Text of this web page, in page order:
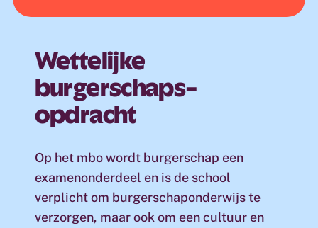
Wettelijke
burgerschaps-
opdracht
Op het mbo wordt burgerschap een
examenonderdeel en is de school
verplicht om burgerschaponderwijs te
verzorgen, maar ook om een cultuur en